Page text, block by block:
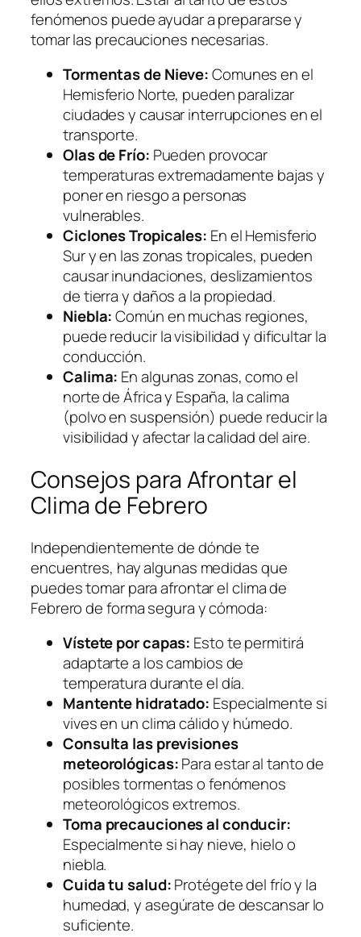
fenómenos puede ayudar a prepararse y
tomar las precauciones necesarias.
Tormentas de Nieve:Comunes en el
Hemisferio Norte, pueden paralizar
ciudades y causar interrupciones en el
transporte.
Olas de Frío: Pueden provocar
temperaturas extremadamente bajas y
poner en riesgo a personas
vulnerables.
Ciclones Tropicales: En el Hemisferio
Sur y en las zonas tropicales, pueden
causar inundaciones, deslizamientos
de tierra y daños a la propiedad.
Niebla:Común en muchas regiones,
puede reducir la visibilidad y dificultar la
conducción.
Calima: En algunas zonas, como el
norte de África y España, la calima
(polvo en suspensión) puede reducir la
visibilidad y afectar la calidad del aire.
Consejos para Afrontar el
Clima de Febrero
Independientemente de dónde te
encuentres, hay algunas medidas que
puedes tomar para afrontar el clima de
Febrero de forma segura y cómoda:
Vístete por capas: Esto te permitirá
adaptarte a los cambios de
temperatura durante el día.
Mantente hidratado: Especialmente si
vives en un clima cálido y húmedo.
Consulta las previsiones
meteorológicas:Para estar al tanto de
posibles tormentas o fenómenos
meteorológicos extremos.
Toma precauciones al conducir:
Especialmente si hay nieve, hielo o
niebla.
Cuida tu salud:Protégete del frío y la
humedad, y asegúrate de descansar lo
suficiente.